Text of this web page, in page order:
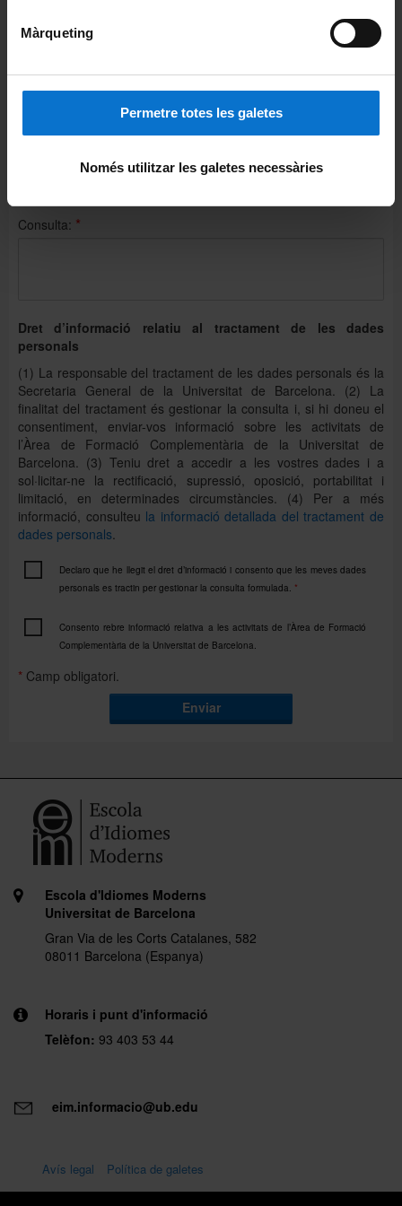
Màrqueting
Permetre totes les galetes
Només utilitzar les galetes necessàries
Nom:*
Correu electrònic:
Consulta: *
Dret d’informació relatiu al tractament de les dades
personals
(1) La responsable del tractament de les dades personals és la
Secretaria General de la Universitat de Barcelona. (2) La
finalitat del tractament és gestionar la consulta i, si hi doneu el
consentiment, enviar-vos informació sobre les activitats de
l’Àrea de Formació Complementària de la Universitat de
Barcelona. (3) Teniu dret a accedir a les vostres dades i a
sol·licitar-ne la rectificació, supressió, oposició, portabilitat i
limitació, en determinades circumstàncies. (4) Per a més
informació, consulteu la informació detallada del tractament de
dades personals.
Declaro que he llegit el dret d’informació i consento que les meves dades
personals es tractin per gestionar la consulta formulada. *
Consento rebre informació relativa a les activitats de l’Àrea de Formació
Complementària de la Universitat de Barcelona.
* Camp obligatori.
Enviar
Escola d'Idiomes Moderns
Universitat de Barcelona
Gran Via de les Corts Catalanes, 582
08011 Barcelona (Espanya)
Horaris i punt d'informació
Telèfon: 93 403 53 44
eim.informacio@ub.edu
Avís legal Política de galetes